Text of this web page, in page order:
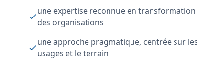
une expertise reconnue en transformation
des organisations
une approche pragmatique, centrée sur les
usages et le terrain